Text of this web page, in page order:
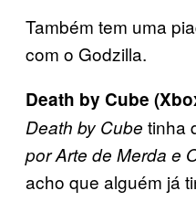
Também tem uma
com o Godzilla.
Death by Cube
Death by Cube tinha
por Arte de Merda e
acho que alguém já